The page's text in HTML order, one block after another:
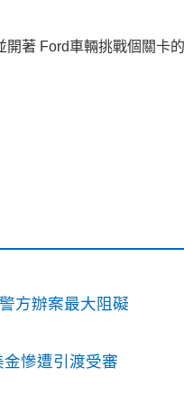
著 Ford車輛挑戰個關卡
方辦案最大阻礙
慘遭引渡受審